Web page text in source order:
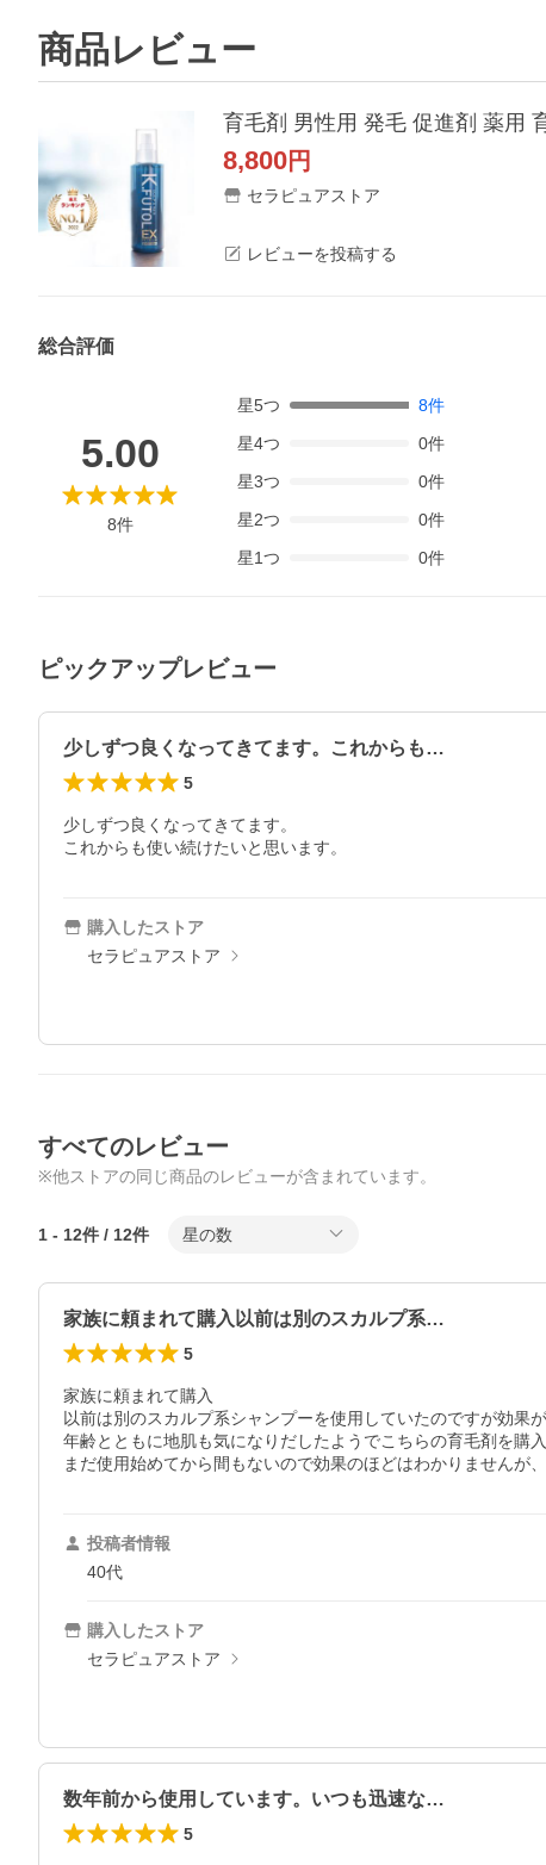
商品レビュー
育毛剤 男性用 発毛 促進剤 薬用
8,800円
セラピュアストア
レビューを投稿する
総合評価
5.00
8件
星5つ 8件
星4つ 0件
星3つ 0件
星2つ 0件
星1つ 0件
ピックアップレビュー
少しずつ良くなってきてます。これからも…
5
少しずつ良くなってきてます。
これからも使い続けたいと思います。
購入したストア
セラピュアストア
すべてのレビュー
※他ストアの同じ商品のレビューが含まれています。
1 - 12件 / 12件 星の数
家族に頼まれて購入以前は別のスカルプ系…
5
家族に頼まれて購入
以前は別のスカルプ系シャンプーを使用していたのですが効果
年齢とともに地肌も気になりだしたようでこちらの育毛剤を購
投稿者情報
40代
購入したストア
セラピュアストア
数年前から使用しています。いつも迅速な…
5